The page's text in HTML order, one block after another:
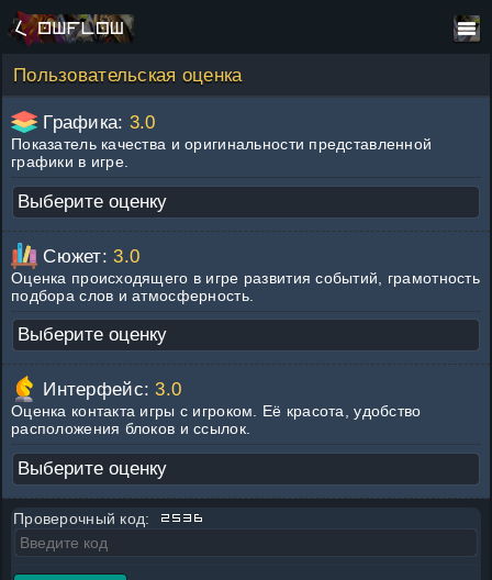
Пользовательская оценка
Графика: 3.0
Показатель качества и оригинальности представленной
графики в игре.
Сюжет:3.0
Оценка происходящего в игре развития событий, грамотность
подбора слов и атмосферность.
Интерфейс:3.0
Оценка контакта игры с игроком. Её красота, удобство
расположения блоков и ссылок.
Проверочный код: